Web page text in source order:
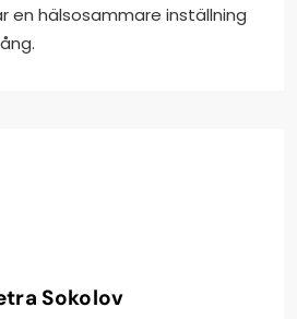
en hälsosammare inställning
Sokolov